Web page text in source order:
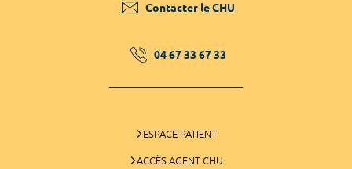
Contacter le CHU
04 67 33 67 33
ESPACE PATIENT
ACCÈS AGENT CHU